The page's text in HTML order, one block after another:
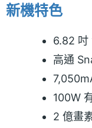
新機特色
6.82 吋
高通
100W
2 億畫